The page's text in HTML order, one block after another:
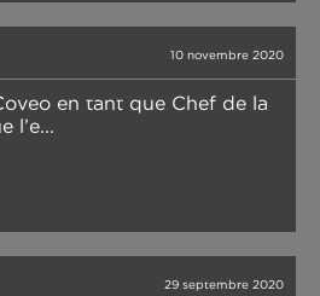
10 novembre 2020
en tant que Chef de la
l’e...
29 septembre 2020